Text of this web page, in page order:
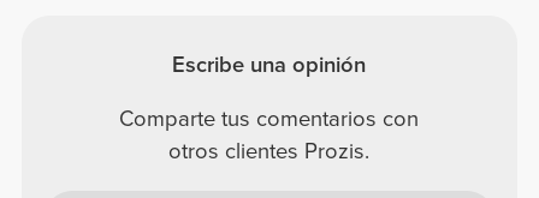
Escribe una opinión
Comparte tus comentarios con
otros clientes Prozis.